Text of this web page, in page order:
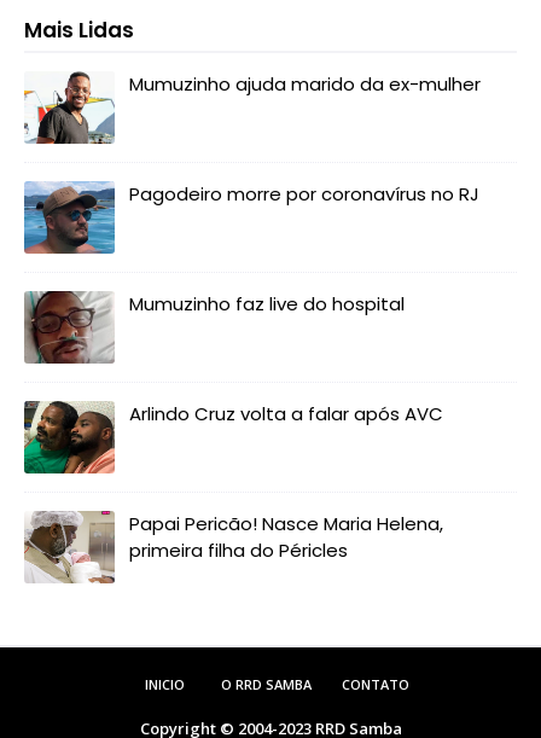
Mais Lidas
Mumuzinho ajuda marido da ex-mulher
Pagodeiro morre por coronavírus no RJ
Mumuzinho faz live do hospital
Arlindo Cruz volta a falar após AVC
Papai Pericão! Nasce Maria Helena,
primeira filha do Péricles
INICIO O RRD SAMBA CONTATO
Copyright © 2004-2023 RRD Samba